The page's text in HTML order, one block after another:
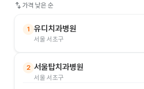
swap_vert 가격 낮은 순
1 유디치과병원
서울 서초구
2 서울탑치과병원
서울 서초구